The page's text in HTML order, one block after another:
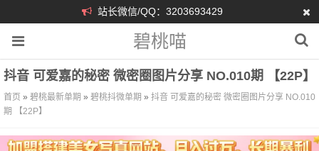
站长微信/QQ：3203693429
碧桃喵
抖音 可爱嘉的秘密 微密圈图片分享 NO.010期 【22P】
首页 » 碧桃最新单期 » 碧桃抖微单期 » 抖音 可爱嘉的秘密 微密圈图片分享 NO.010
期 【22P】